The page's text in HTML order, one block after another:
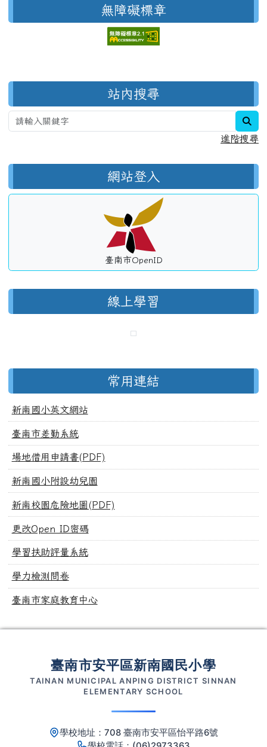
無障礙標章
站內搜尋
進階搜尋
網站登入
臺南市OpenID
線上學習
常用連結
新南國小英文網站
臺南市差勤系統
場地借用申請書(PDF)
新南國小附設幼兒園
新南校園危險地圖(PDF)
更改Open ID密碼
學習扶助評量系統
學力檢測問卷
臺南市家庭教育中心
臺南市安平區新南國民小學
TAINAN MUNICIPAL ANPING DISTRICT SINNAN
ELEMENTARY SCHOOL
學校地址：708 臺南市安平區怡平路6號